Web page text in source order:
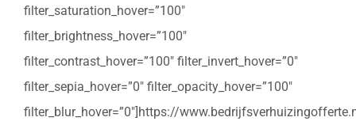
filter_saturation_hover=”100″
filter_brightness_hover=”100″
filter_contrast_hover=”100″ filter_invert_hover=”0″
filter_sepia_hover=”0″ filter_opacity_hover=”100″
filter_blur_hover=”0″]https://